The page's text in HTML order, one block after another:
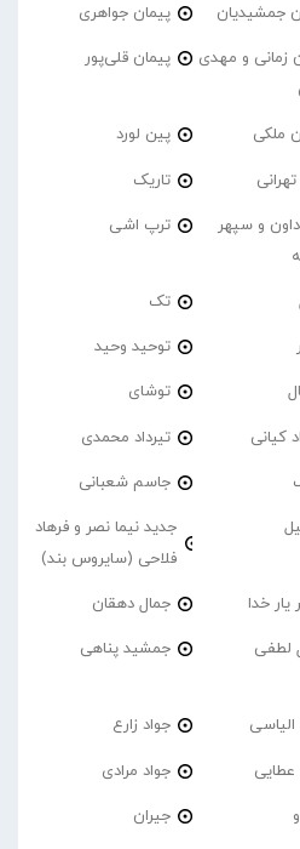
جمشیدیان پیمان جواهری
زمانی و مهدی
پیمان قلی‌پور
ملکی پین لورد
تاریک
و سپهر
ترپ اشی
تک
توحید وحید
توشای
کیانی تیرداد محمدی
جاسم شعبانی
جدید نیما نصر و فرهاد
فلاحی (سایروس بند)
یار خدا جمال دهقان
لطفی جمشید پناهی
الیاسی جواد زارع
عطایی جواد مرادی
جیران